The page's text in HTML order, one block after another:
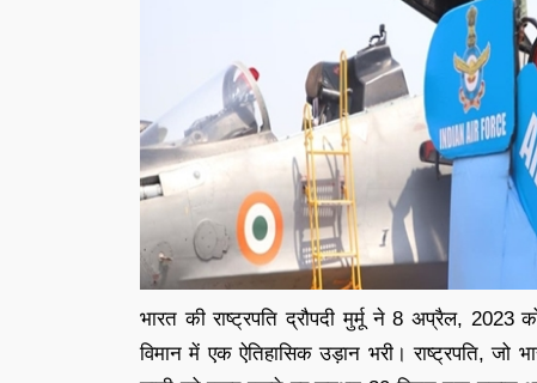
भारत की राष्ट्रपति द्रौपदी मुर्मू ने 8 अप्रैल,
विमान में एक ऐतिहासिक उड़ान भरी। राष्ट्रपति,